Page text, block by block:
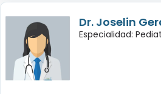
Dr. Joselin
Especialidad: